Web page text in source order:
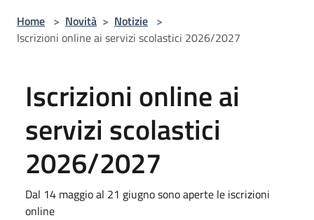
Home > Novità > Notizie >
Iscrizioni online ai servizi scolastici 2026/2027
Iscrizioni online ai
servizi scolastici
2026/2027
Dal 14 maggio al 21 giugno sono aperte le iscrizioni
online